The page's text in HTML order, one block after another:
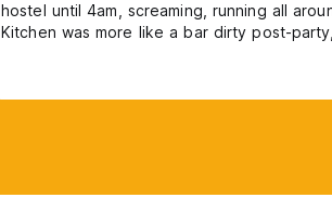
hostel until 4am, screaming, running all
Kitchen was more like a bar dirty post-
bathroom unclean with broken facilities.
or a bar with comfortable beds.